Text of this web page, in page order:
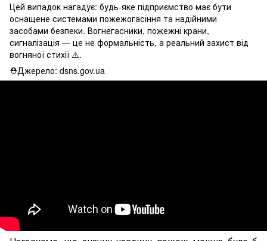
Цей випадок нагадує: будь-яке підприємство має бути
оснащене системами пожежогасіння та надійними
засобами безпеки. Вогнегасники, пожежні крани,
сигналізація — це не формальність, а реальний захист від
вогняної стихії ⚠️.
⛑Джерело: dsns.gov.ua